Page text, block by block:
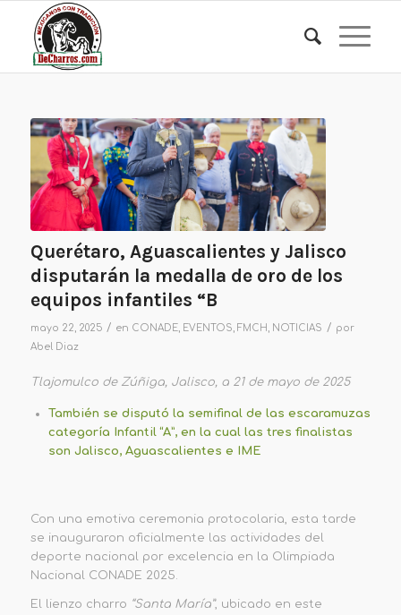
Querétaro, Aguascalientes y Jalisco
disputarán la medalla de oro de los
equipos infantiles “B
mayo 22, 2025 / en CONADE EVENTOS FMCH NOTICIAS / por
Abel Diaz
Tlajomulco de Zúñiga, Jalisco, a 21 de mayo de 2025
También se disputó la semifinal de las escaramuzas
categoría Infantil “A”, en la cual las tres finalistas
son Jalisco, Aguascalientes e IME
Con una emotiva ceremonia protocolaria, esta tarde
se inauguraron oficialmente las actividades del
deporte nacional por excelencia en la Olimpiada
Nacional CONADE 2025.
El lienzo charro “Santa María”, ubicado en este